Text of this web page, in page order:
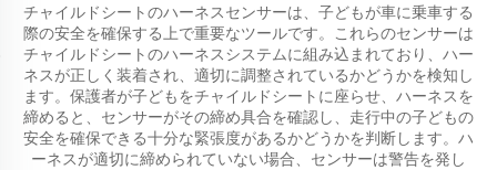
チャイルドシートのハーネスセンサーは、子どもが車に乗車する
際の安全を確保する上で重要なツールです。これらのセンサーは
チャイルドシートのハーネスシステムに組み込まれており、ハー
ネスが正しく装着され、適切に調整されているかどうかを検知し
ます。保護者が子どもをチャイルドシートに座らせ、ハーネスを
締めると、センサーがその締め具合を確認し、走行中の子どもの
安全を確保できる十分な緊張度があるかどうかを判断します。ハ
ーネスが適切に締められていない場合、センサーは警告を発し